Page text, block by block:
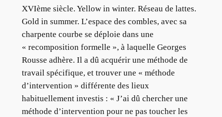
XVIème siècle. Yellow in winter. Réseau de lattes.
Gold in summer. L’espace des combles, avec sa
charpente courbe se déploie dans une
« recomposition formelle », à laquelle Georges
Rousse adhère. Il a dû acquérir une méthode de
travail spécifique, et trouver une « méthode
d’intervention » différente des lieux
habituellement investis : « J’ai dû chercher une
méthode d’intervention pour ne pas toucher les